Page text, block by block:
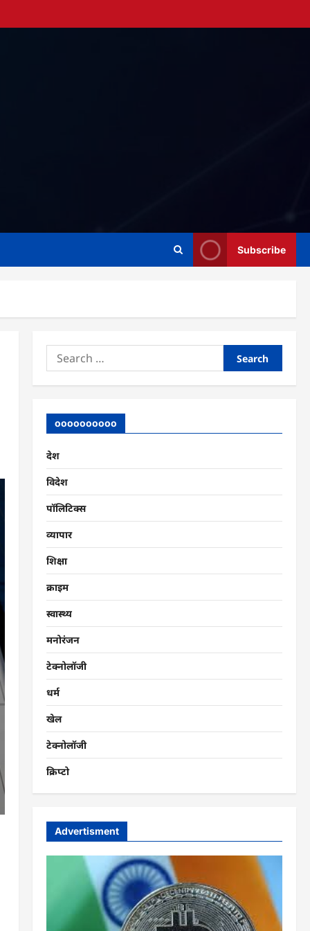
Subscribe
Search
for:
oooooooooo
देश
विदेश
पॉलिटिक्स
व्यापार
शिक्षा
क्राइम
स्वास्थ्य
मनोरंजन
टेक्नोलॉजी
धर्म
खेल
टेक्नोलॉजी
क्रिप्टो
Advertisment